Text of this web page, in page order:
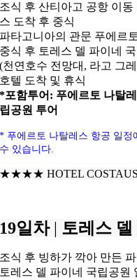
조식 후 산티아고 공항 이
스 도착 후 중식
파타고니아의 관문 푸에르
중식 후 토레스 델 파이네
(천연호수 전망대, 라고 그
호텔 도착 및 휴식
*포함투어: 푸에르토 나탈
립공원 투어
* 푸에르토 나탈레스 항공 일정
수 있습니다.
★★★★ HOTEL
19일차 | 토레스
조식 후 빙하가 깍아 만든
토레스 델 파이네 국립공원